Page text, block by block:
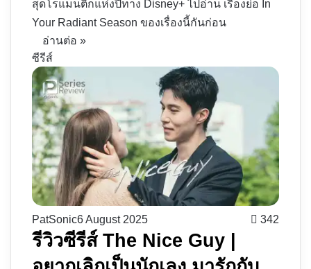
สุดโรแมนติกแห่งปีทาง Disney+ ไปอ่าน เรื่องย่อ In
Your Radiant Season ของเรื่องนี้กันก่อน
อ่านต่อ »
ซีรีส์
PatSonic6 August 2025 342
รีวิวซีรีส์ The Nice Guy |